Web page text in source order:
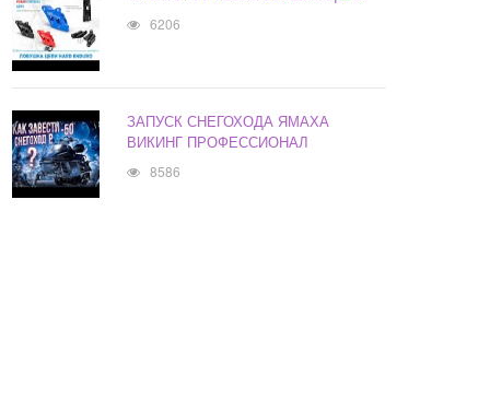
6206
ЗАПУСК СНЕГОХОДА ЯМАХА
ВИКИНГ ПРОФЕССИОНАЛ
8586